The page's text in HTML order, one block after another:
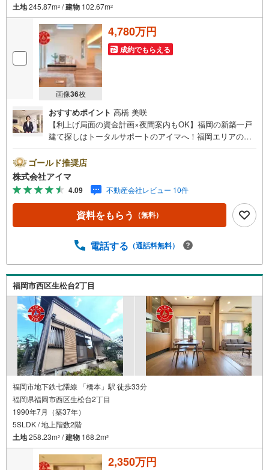
土地245.87m2 /建物 102.67m2
画像36枚
4,780万円
成約でもらえる
おすすめポイント 高橋 美咲
【利上げ局面の資金計画×夜間案内もOK】福岡の新築一戸
建て探しはトータルサポートのアイマへ！福岡エリアの最
画」から「物件選び」まで全力でバックアップいたしま
す。＼株式会社アイマが選ばれる2大サポート/【プロ目線
のローンの提案力】大手ネット銀行をはじめ多数の金融機
関と提携。お借入期間「最長50年」のプランや今注目の低
金利プランなど、購入後の生活にゆとりを持たせるための
最適な資金計画をご提案します。【フットワーク軽い安心
いて移動が大変」という方も大歓迎。平日・夜間の現地案
いたします。まずは『見るだけ』『ローン相談だけ』でも
大歓迎。お客様のペースを最優先し、無理な営業は一切行
いません。お客様のライフスタイルに合わせた快適な住ま
い探しをお手伝いいたします。まずはお気軽にお問い合わ
せくださいませ。
ゴールド推奨店
株式会社アイマ
4.09 不動産会社レビュー 10件
資料をもらう （無料）
電話する （通話料無料）
福岡市西区生松台2丁目
福岡市地下鉄七隈線 「橋本」駅 徒歩33分
福岡県福岡市西区生松台2丁目
1990年7月（築37年）
5SLDK / 地上階数2階
土地258.23m2 /建物 168.2m2
2,350万円